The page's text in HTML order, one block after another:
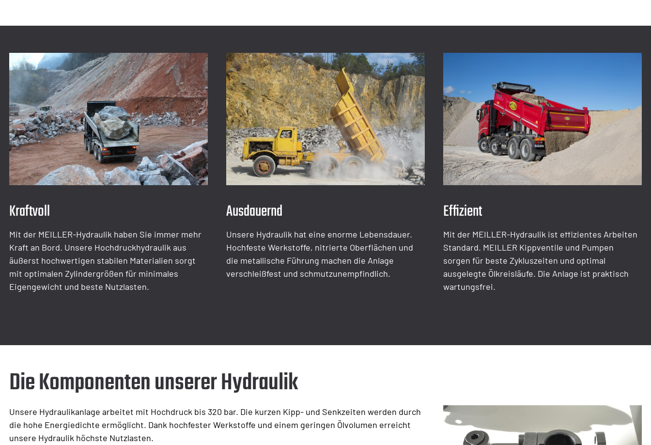
Kraftvoll
Mit der MEILLER-Hydraulik haben Sie immer mehr
Kraft an Bord. Unsere Hochdruckhydraulik aus
äußerst hochwertigen stabilen Materialien sorgt
mit optimalen Zylindergrößen für minimales
Eigengewicht und beste Nutzlasten.
Ausdauernd
Unsere Hydraulik hat eine enorme Lebensdauer.
Hochfeste Werkstoffe, nitrierte Oberflächen und
die metallische Führung machen die Anlage
verschleißfest und schmutzunempfindlich.
Effizient
Mit der MEILLER-Hydraulik ist effizientes Arbeiten
Standard. MEILLER Kippventile und Pumpen
sorgen für beste Zykluszeiten und optimal
ausgelegte Ölkreisläufe. Die Anlage ist praktisch
wartungsfrei.
Die Komponenten unserer Hydraulik
Unsere Hydraulikanlage arbeitet mit Hochdruck bis 320 bar. Die kurzen Kipp- und Senkzeiten werden durch
die hohe Energiedichte ermöglicht. Dank hochfester Werkstoffe und einem geringen Ölvolumen erreicht
unsere Hydraulik höchste Nutzlasten.